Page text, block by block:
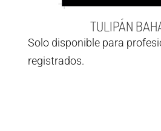
TULIPÁN
Solo disponible para
registrados.